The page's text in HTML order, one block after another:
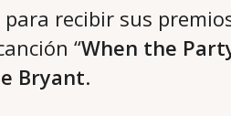
recibir sus
“When the
Bryant.